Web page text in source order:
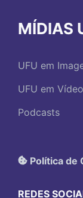
MÍDIAS
UFU em
UFU em
Podcasts
Política de
REDES